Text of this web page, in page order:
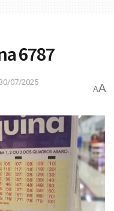
6787
07/2025
AA